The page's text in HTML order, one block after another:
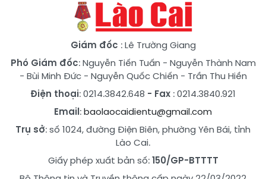
Giám đốc : Lê Trường Giang
Phó Giám đốc:Nguyễn Tiến Tuấn - Nguyễn Thành Nam
- Bùi Minh Đức- Nguyễn Quốc Chiến - Trần Thu Hiền
Điện thoại: 0214.3842.648 - Fax : 0214.3840.921
Email:baolaocaidientu@gmail.com
Trụ sở: số 1024, đường Điện Biên, phường Yên Bái, tỉnh
Lào Cai.
Giấy phép xuất bản số:150/GP-BTTTT